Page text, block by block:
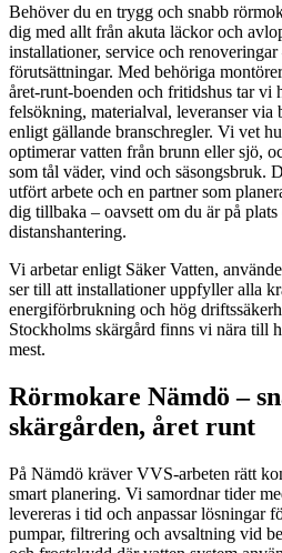
Behöver du en trygg och snabb
dig med allt från akuta läckor och
installationer, service och renoveringar
förutsättningar. Med behöriga
året-runt-boenden och fritidshus tar vi
felsökning, materialval, leveranser via
enligt gällande branschregler. Vi vet
optimerar vatten från brunn eller sjö,
som tål väder, vind och säsongsbruk.
utfört arbete och en partner som
dig tillbaka – oavsett om du är på
distanshantering.
Vi arbetar enligt Säker Vatten,
ser till att installationer uppfyller alla
energiförbrukning och hög
Stockholms skärgård finns vi nära till
mest.
Rörmokare Nämdö –
skärgården, året runt
På Nämdö kräver VVS-arbeten rätt
smart planering. Vi samordnar tider
levereras i tid och anpassar lösningar
pumpar, filtrering och avsaltning vid